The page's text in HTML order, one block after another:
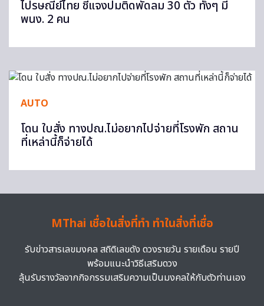
ไปรษณีย์ไทย ชี้แจงปมติดพัดลม 30 ตัว ทั้งๆ มี
พนง. 2 คน
AUTO
โดน ใบสั่ง ทางปณ.ไม่อยากไปจ่ายที่โรงพัก สถาน
ที่เหล่านี้ก็จ่ายได้
MThai เชื่อในสิ่งที่ทำ ทำในสิ่งที่เชื่อ
รับข่าวสารเลขมงคล สถิติเลขดัง ดวงรายวัน รายเดือน รายปี
พร้อมแนะนำวิธีเสริมดวง
ลุ้นรับรางวัลจากกิจกรรมเสริมความเป็นมงคลให้กับตัวท่านเอง